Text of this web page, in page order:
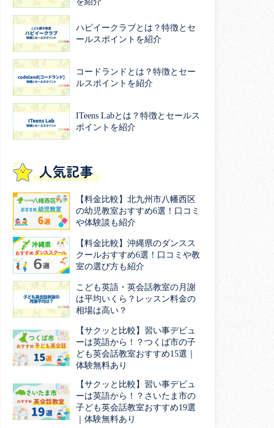
ハピイークラブとは？特徴とセ
ールスポイントを紹介
コードランドとは？特徴とセー
ルスポイントを紹介
ITeens Labとは？特徴とセールス
ポイントを紹介
人気記事
【料金比較】北九州市八幡西区
の幼児教室おすすめ6選！口コミ
や体験談も紹介
【料金比較】沖縄県のダンスス
クールおすすめ6選！口コミや教
室の選び方も紹介
こども英語・英会話教室の月謝
は平均いくら？レッスン料金の
相場は高い？
【サクッと比較】習い事デビュ
ーは英語から！？つくば市の子
ども英会話教室おすすめ15選｜
体験無料あり
【サクッと比較】習い事デビュ
ーは英語から！？さいたま市の
子ども英会話教室おすすめ19選
｜体験無料あり